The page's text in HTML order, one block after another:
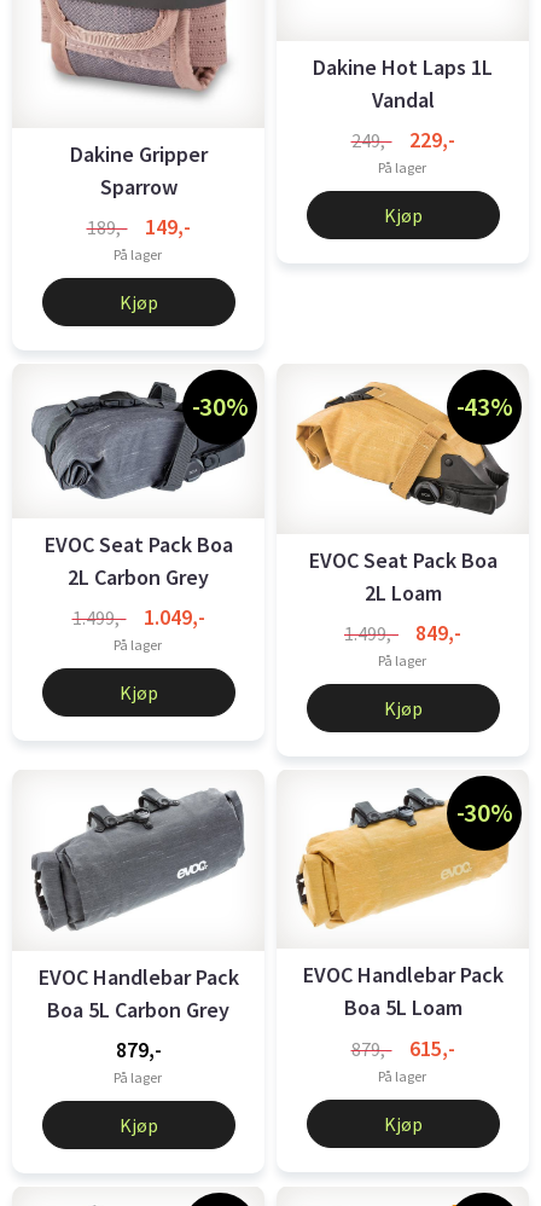
Dakine Gripper
Sparrow
189,- 149,-
På lager
Kjøp
Dakine Hot Laps 1L
Vandal
249,- 229,-
På lager
Kjøp
-30%
EVOC Seat Pack Boa
2L Carbon Grey
1.499,- 1.049,-
På lager
Kjøp
-43%
EVOC Seat Pack Boa
2L Loam
1.499,- 849,-
På lager
Kjøp
EVOC Handlebar Pack
Boa 5L Carbon Grey
879,-
På lager
Kjøp
-30%
EVOC Handlebar Pack
Boa 5L Loam
879,- 615,-
På lager
Kjøp